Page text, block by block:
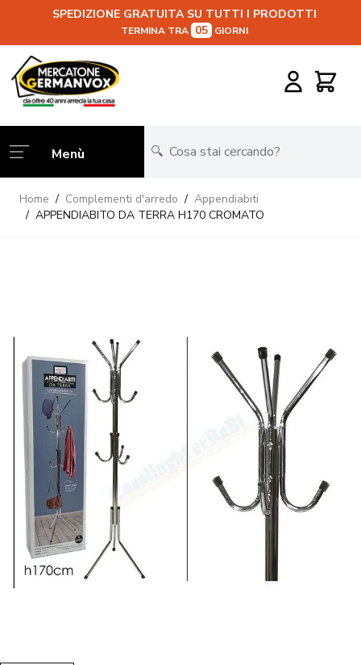
SPEDIZIONE GRATUITA SU TUTTI I PRODOTTI
TERMINA TRA 05 GIORNI
Salta al contenuto
Carrello
Menù
Home / Complementi d'arredo / Appendiabiti
/ APPENDIABITO DA TERRA H170 CROMATO